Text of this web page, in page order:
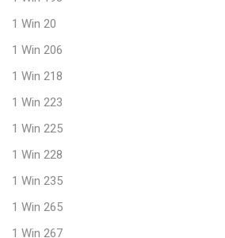
1 Win 20
1 Win 206
1 Win 218
1 Win 223
1 Win 225
1 Win 228
1 Win 235
1 Win 265
1 Win 267